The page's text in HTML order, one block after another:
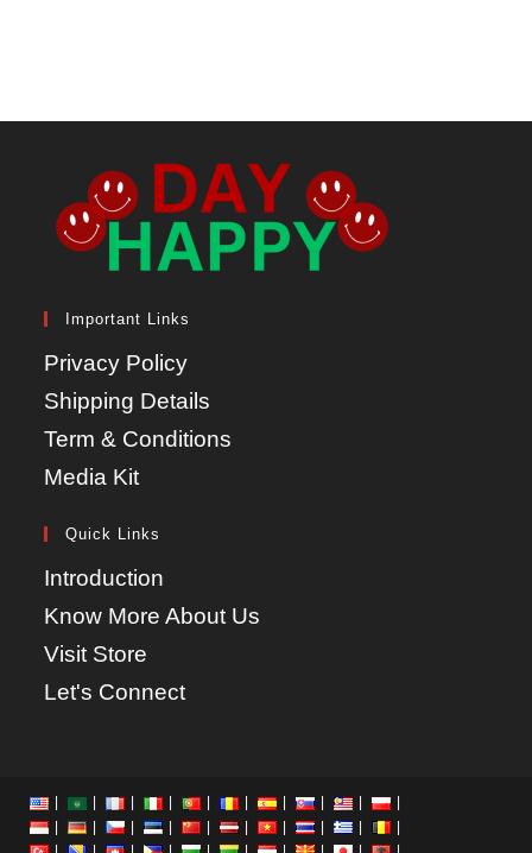
Important Links
Privacy Policy
Shipping Details
Term & Conditions
Media Kit
Quick Links
Introduction
Know More About Us
Visit Store
Let's Connect